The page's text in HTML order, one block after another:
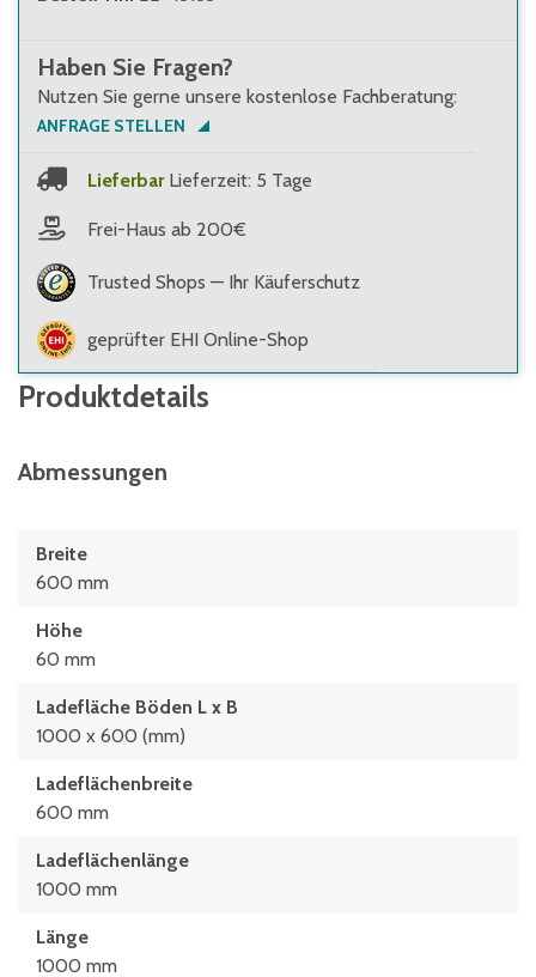
Haben Sie Fragen?
Nutzen Sie gerne unsere kostenlose Fachberatung:
ANFRAGE STELLEN
Lieferbar Lieferzeit: 5 Tage
Frei-Haus ab 200€
Trusted Shops — Ihr Käuferschutz
geprüfter EHI Online-Shop
Produktdetails
Abmessungen
Breite
600 mm
Höhe
60 mm
Ladefläche Böden L x B
1000 x 600 (mm)
Ladeflächenbreite
600 mm
Ladeflächenlänge
1000 mm
Länge
1000 mm